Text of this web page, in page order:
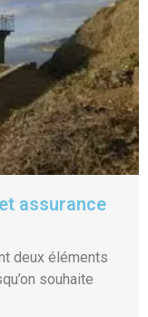
assurance
deux éléments
souhaite